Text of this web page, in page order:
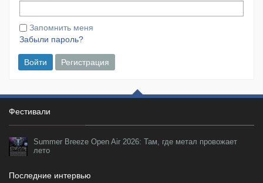
Запомнить меня
Забыли пароль?
Войти Регистрация
Фестивали
Summer Breeze Open Air 2026: Там, где метал провожает
лето
Последние интервью